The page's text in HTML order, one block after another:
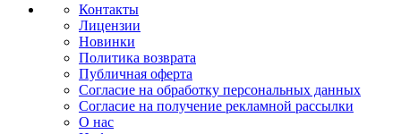
Контакты
Лицензии
Новинки
Политика возврата
Публичная оферта
Согласие на обработку персональных данных
Согласие на получение рекламной рассылки
О нас